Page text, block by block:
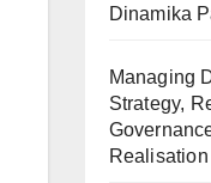
Dinamika
Managing
Strategy,
Realisation